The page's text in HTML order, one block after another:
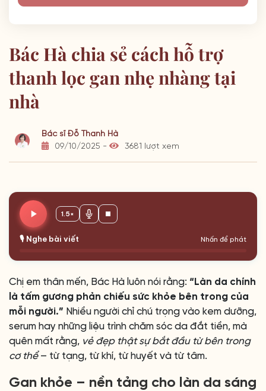
Bác Hà chia sẻ cách hỗ trợ
thanh lọc gan nhẹ nhàng tại
nhà
Bác sĩ Đỗ Thanh Hà
09/10/2025 -
3681 lượt xem
🎙️ Nghe bài viết Nhấn để phát
1.5×
Chị em thân mến, Bác Hà luôn nói rằng: “Làn da chính
là tấm gương phản chiếu sức khỏe bên trong của
mỗi người.” Nhiều người chỉ chú trọng vào kem dưỡng,
serum hay những liệu trình chăm sóc da đắt tiền, mà
quên mất rằng, vẻ đẹp thật sự bắt đầu từ bên trong
cơ thể– từ tạng, từ khí, từ huyết và từ tâm.
Gan khỏe – nền tảng cho làn da sáng